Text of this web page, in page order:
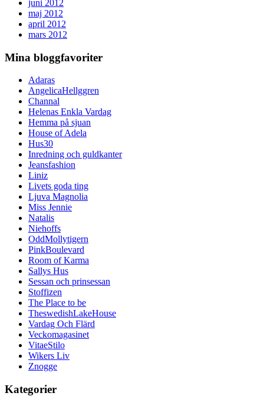
juni 2012
maj 2012
april 2012
mars 2012
Mina bloggfavoriter
Adaras
AngelicaHellggren
Channal
Helenas Enkla Vardag
Hemma på sjuan
House of Adela
Hus30
Inredning och guldkanter
Jeansfashion
Liniz
Livets goda ting
Ljuva Magnolia
Miss Jennie
Natalis
Niehoffs
OddMollytigern
PinkBoulevard
Room of Karma
Sallys Hus
Sessan och prinsessan
Stoffizen
The Place to be
TheswedishLakeHouse
Vardag Och Flärd
Veckomagasinet
VitaeStilo
Wikers Liv
Znogge
Kategorier